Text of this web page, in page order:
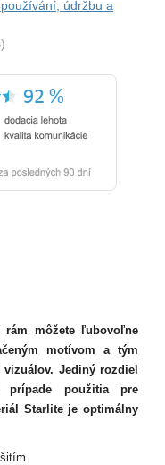
údržbu a
rám môžete ľubovoľne
motívom a tým
Jediný rozdiel
použitia pre
Starlite je optimálny